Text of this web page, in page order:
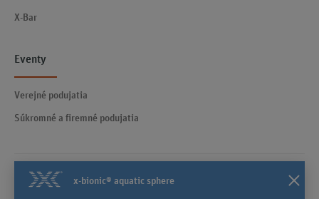
x-bionic® aquatic sphere
X-Bar
Eventy
Verejné podujatia
Súkromné a firemné podujatia
Kontakty